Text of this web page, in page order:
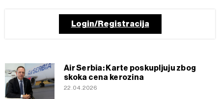
Login/Registracija
Air Serbia: Karte poskupljuju zbog
skoka cena kerozina
22.04.2026